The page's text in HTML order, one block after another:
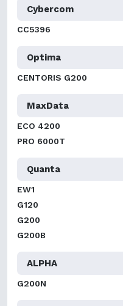
Cybercom
CC5396
Optima
CENTORIS G200
MaxData
ECO 4200
PRO 6000T
Quanta
EW1
G120
G200
G200B
ALPHA
G200N